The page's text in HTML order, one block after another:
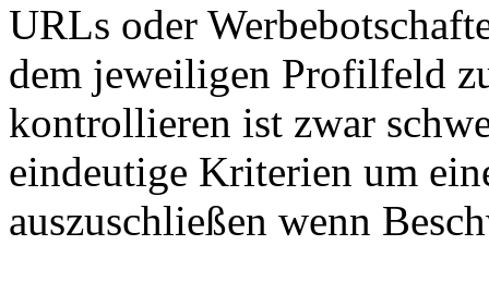
URLs oder
dem jeweiligen Profilfeld
kontrollieren ist zwar
eindeutige Kriterien um
auszuschließen wenn